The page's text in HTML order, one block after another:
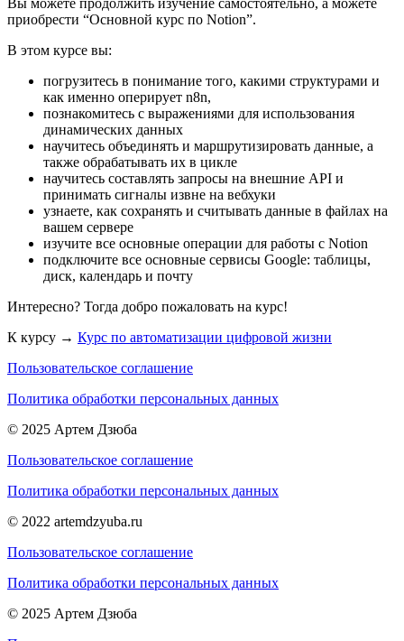
приобрести “Основной курс по Notion”.
В этом курсе вы:
погрузитесь в понимание того, какими структурами и
как именно оперирует n8n,
познакомитесь с выражениями для использования
динамических данных
научитесь объединять и маршрутизировать данные, а
также обрабатывать их в цикле
научитесь составлять запросы на внешние API и
принимать сигналы извне на вебхуки
узнаете, как сохранять и считывать данные в файлах на
вашем сервере
изучите все основные операции для работы с Notion
подключите все основные сервисы Google: таблицы,
диск, календарь и почту
Интересно? Тогда добро пожаловать на курс!
К курсу → Курс по автоматизации цифровой жизни
Пользовательское соглашение
Политика обработки персональных данных
© 2025 Артем Дзюба
Пользовательское соглашение
Политика обработки персональных данных
© 2022 artemdzyuba.ru
Пользовательское соглашение
Политика обработки персональных данных
© 2025 Артем Дзюба